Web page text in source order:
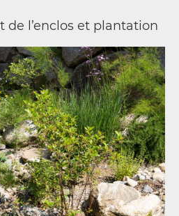
de l’enclos et plantation